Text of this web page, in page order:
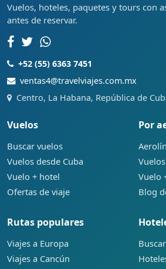
Vuelos, hoteles, paquetes y tours con
antes de reservar.
+52 (55) 6363 7451
ventas4@travelviajes.com.mx
Centro, La Habana, República de
Vuelos
Buscar vuelos
Vuelos desde Cuba
Vuelo + hotel
Ofertas de viaje
Por
Vuelo
Blog
Rutas populares
Viajes a Europa
Viajes a Cancún